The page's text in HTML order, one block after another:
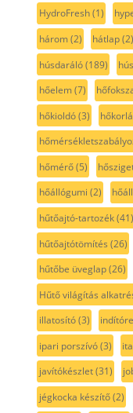
HydroFresh(1)
három(2) hátlap(2)
húsdaráló(189)
hőelem(7)
hőkioldó(3)
hőmérő(5)
hőállógumi (2)
hűtőajtó-tartozék(41)
hűtőajtótömítés (26)
hűtőbe üveglap(26)
Hűtő világítás
illatosító(3)
ipari porszívó(3)
javítókészlet(31)
jégkocka készítő(2)